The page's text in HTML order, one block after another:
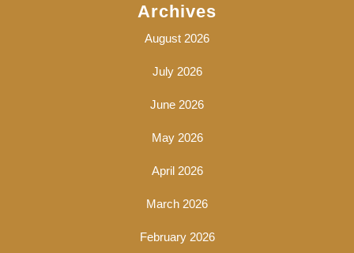
Archives
August 2026
July 2026
June 2026
May 2026
April 2026
March 2026
February 2026